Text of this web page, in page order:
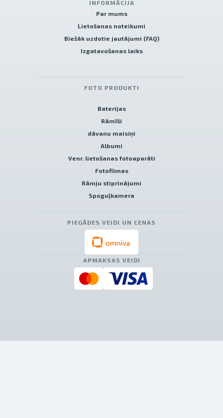
INFORMĀCIJA
Par mums
Lietošanas noteikumi
Biežāk uzdotie jautājumi (FAQ)
Izgatavošanas laiks
FOTO PRODUKTI
Baterijas
Rāmīši
dāvanu maisiņi
Albumi
Venr. lietošanas fotoaparāti
Fotofilmas
Rāmju stiprinājumi
Spoguļkamera
PIEGĀDES VEIDI UN CENAS
APMAKSAS VEIDI